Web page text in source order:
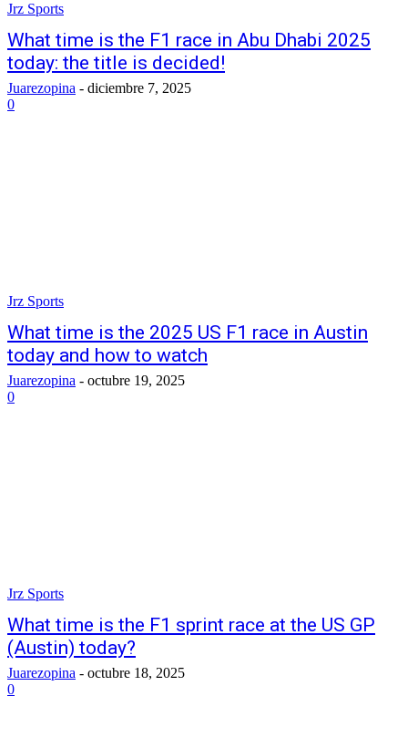
Jrz Sports
What time is the F1 race in Abu Dhabi 2025
today: the title is decided!
Juarezopina - diciembre 7, 2025
0
Jrz Sports
What time is the 2025 US F1 race in Austin
today and how to watch
Juarezopina - octubre 19, 2025
0
Jrz Sports
What time is the F1 sprint race at the US GP
(Austin) today?
Juarezopina - octubre 18, 2025
0